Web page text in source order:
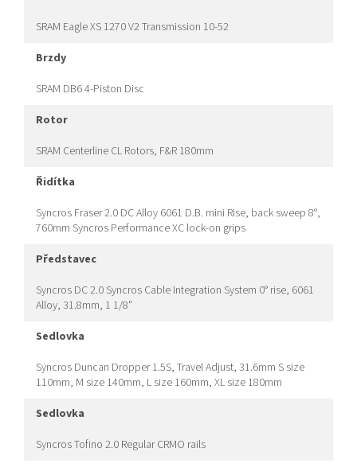
SRAM Eagle XS 1270 V2 Transmission 10-52
brzdy
SRAM DB6 4-Piston Disc
rotor
SRAM Centerline CL Rotors, F&R 180mm
řidítka
Syncros Fraser 2.0 DC Alloy 6061 D.B. mini Rise, back sweep 8°,
760mm Syncros Performance XC lock-on grips
představec
Syncros DC 2.0 Syncros Cable Integration System 0° rise, 6061
Alloy, 31.8mm, 1 1/8"
sedlovka
Syncros Duncan Dropper 1.5S, Travel Adjust, 31.6mm S size
110mm, M size 140mm, L size 160mm, XL size 180mm
sedlovka
Syncros Tofino 2.0 Regular CRMO rails